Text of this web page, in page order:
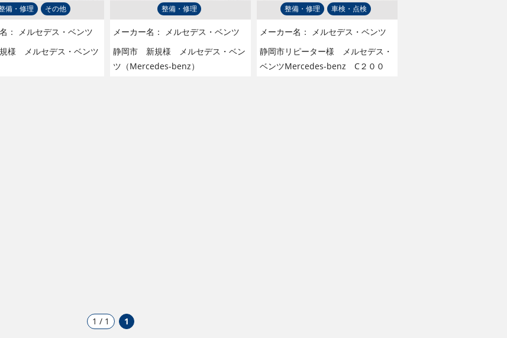
備・修理 その他
：
メルセデス・ベンツ
様 メルセデス・ベンツ
整備・修理
メーカー名：
メルセデス・ベンツ
静岡市 新規様 メルセデス・ベン
ツ（Mercedes-benz）
整備・修理 車検・点検
メーカー名：
メルセデス・ベンツ
静岡市リピーター様 メルセデス・
ベンツMercedes-benz C２００
1 / 1 1